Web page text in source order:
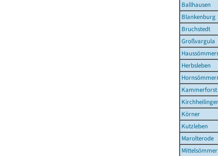
Ballhausen
Blankenburg
Bruchstedt
Großvargula
Herbsleben
Kammerforst
Körner
Kutzleben
Marolterode